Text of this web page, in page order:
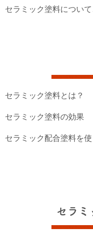
セラミック塗料につい
セラミック塗料とは？
セラミック塗料の効果
セラミック配合塗料を
セラミ